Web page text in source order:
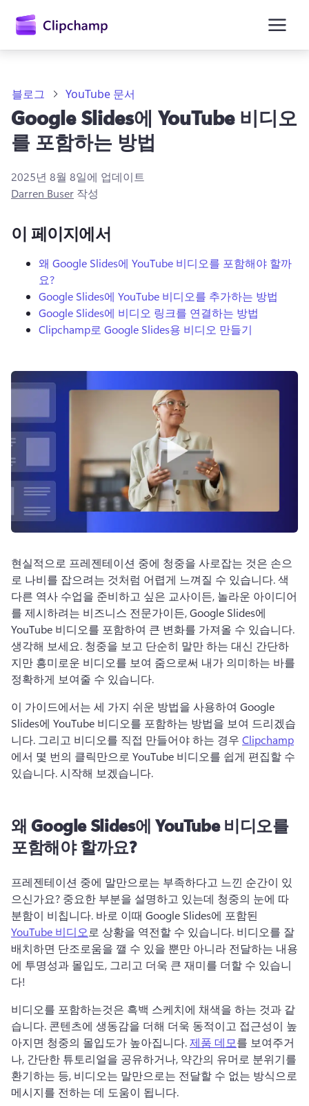
로
로그인
블로그 YouTube 문서
Google Slides에 YouTube 비디오
를 포함하는 방법
2025년 8월 8일에 업데이트
Darren Buser 작성
이 페이지에서
왜 Google Slides에 YouTube 비디오를 포함해야 할까
요?
Google Slides에 YouTube 비디오를 추가하는 방법
Google Slides에 비디오 링크를 연결하는 방법
Clipchamp로 Google Slides용 비디오 만들기
현실적으로 프레젠테이션 중에 청중을 사로잡는 것은 손으
로 나비를 잡으려는 것처럼 어렵게 느껴질 수 있습니다. 색
다른 역사 수업을 준비하고 싶은 교사이든, 놀라운 아이디어
를 제시하려는 비즈니스 전문가이든, Google Slides에
생각해 보세요. 청중을 보고 단순히 말만 하는 대신 간단하
지만 흥미로운 비디오를 보여 줌으로써 내가 의미하는 바를
정확하게 보여줄 수 있습니다.
이 가이드에서는 세 가지 쉬운 방법을 사용하여 Google
Slides에 YouTube 비디오를 포함하는 방법을 보여 드리겠습
니다. 그리고 비디오를 직접 만들어야 하는 경우 Clipchamp
에서 몇 번의 클릭만으로 YouTube 비디오를 쉽게 편집할 수
있습니다. 시작해 보겠습니다.
왜 Google Slides에 YouTube 비디오를
포함해야 할까요?
프레젠테이션 중에 말만으로는 부족하다고 느낀 순간이 있
으신가요? 중요한 부분을 설명하고 있는데 청중의 눈에 따
분함이 비칩니다. 바로 이때 Google Slides에 포함된
YouTube 비디오 로 상황을 역전할 수 있습니다. 비디오를 잘
배치하면 단조로움을 깰 수 있을 뿐만 아니라 전달하는 내용
에 투명성과 몰입도, 그리고 더욱 큰 재미를 더할 수 있습니
다!
비디오를 포함하는것은 흑백 스케치에 채색을 하는 것과 같
습니다. 콘텐츠에 생동감을 더해 더욱 동적이고 접근성이 높
아지면 청중의 몰입도가 높아집니다. 제품 데모를 보여주거
나, 간단한 튜토리얼을 공유하거나, 약간의 유머로 분위기를
환기하는 등, 비디오는 말만으로는 전달할 수 없는 방식으로
메시지를 전하는 데 도움이 됩니다.